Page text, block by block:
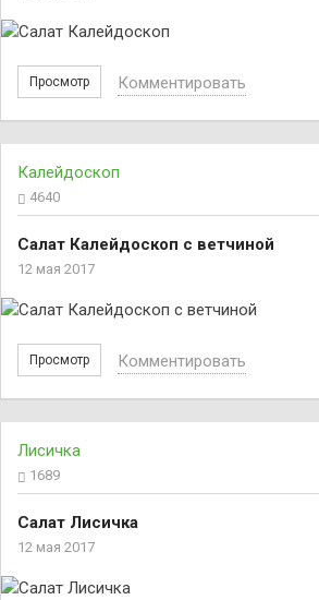
Просмотр Комментировать
Калейдоскоп
4640
Салат Калейдоскоп с ветчиной
12 мая 2017
Просмотр Комментировать
Лисичка
1689
Салат Лисичка
12 мая 2017